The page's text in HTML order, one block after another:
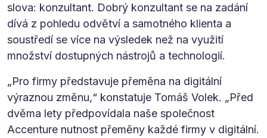
slova: konzultant. Dobrý konzultant se na zadání
dívá z pohledu odvětví a samotného klienta a
soustředí se více na výsledek než na využití
množství dostupných nástrojů a technologií.
„Pro firmy představuje přeměna na digitální
výraznou změnu,“ konstatuje Tomáš Volek. „Před
dvěma lety předpovídala naše společnost
Accenture nutnost přeměny každé firmy v digitální.